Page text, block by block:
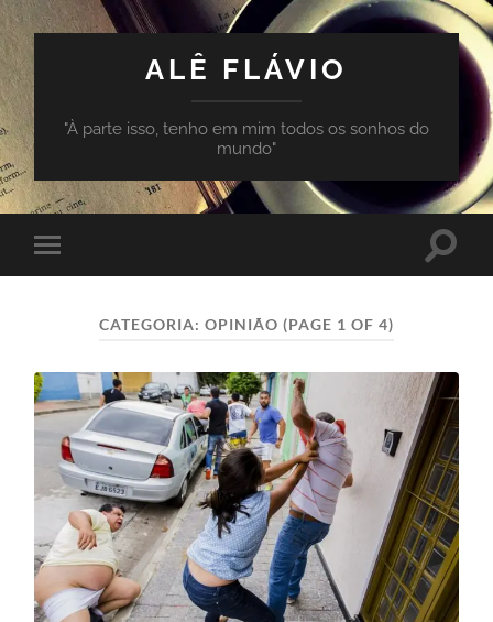
ALÊ FLÁVIO
"À parte isso, tenho em mim todos os sonhos do
mundo"
Toggle
mobile
Toggle
CATEGORIA: OPINIÃO (PAGE 1 OF 4)